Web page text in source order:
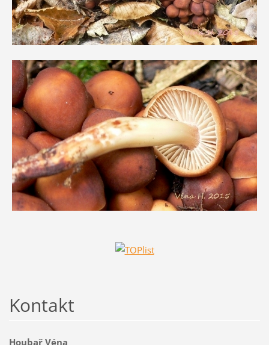
Kontakt
Houbař Véna